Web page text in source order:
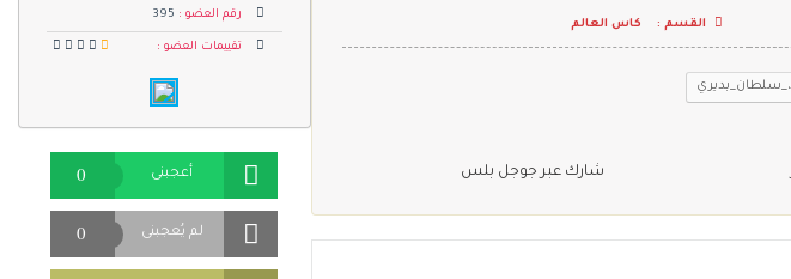
القسم : كاس العالم
شارك عبر جوجل بلس
رقم العضو : 395
تقييمات العضو :
أعجبنى 0
لم يُعجبنى 0